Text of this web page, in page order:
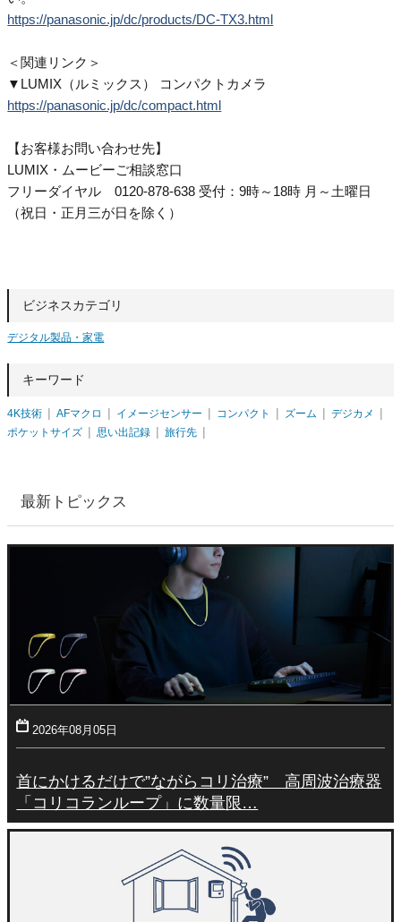
https://panasonic.jp/dc/products/DC-TX3.html
＜関連リンク＞
▼LUMIX（ルミックス） コンパクトカメラ
https://panasonic.jp/dc/compact.html
【お客様お問い合わせ先】
LUMIX・ムービーご相談窓口
フリーダイヤル 0120-878-638 受付：9時～18時 月～土曜日
（祝日・正月三が日を除く）
ビジネスカテゴリ
デジタル製品・家電
キーワード
4K技術 AFマクロ イメージセンサー コンパクト ズーム
デジカメ
ポケットサイズ
思い出記録 旅行先
最新トピックス
2026年08月05日
首にかけるだけで”ながらコリ治療” 高周波治療器
「コリコランループ」に数量限…